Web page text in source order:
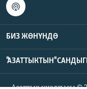
БИЗ ЖӨНҮНДӨ
"АЗАТТЫКТЫН"